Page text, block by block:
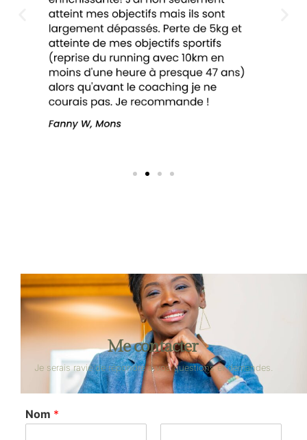
Me contacter
Je serais ravie de répondre à vos questions et demandes.
Nom *